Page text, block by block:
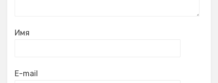
Имя
E-mail